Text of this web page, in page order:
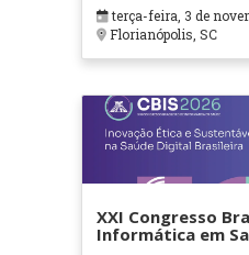
terça-feira, 3 de
Florianópolis, SC
XXI Congresso
Informática em